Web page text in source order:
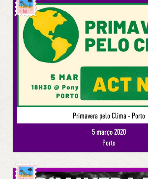
Já foi
Primavera pelo Clima - Porto
5 março 2020
Porto